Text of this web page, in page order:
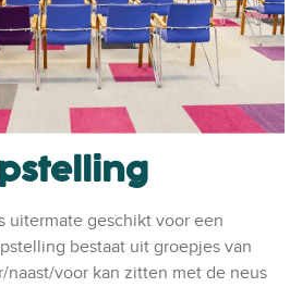
uitermate geschikt voor een
bestaat uit groepjes van
naast/voor kan zitten met de neus